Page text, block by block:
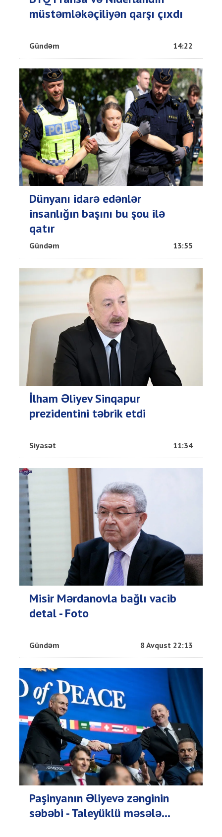
müstəmləkəçiliyən qarşı çıxdı
Gündəm 14:22
Dünyanı idarə edənlər
insanlığın başını bu şou ilə
qatır
Gündəm 13:55
İlham Əliyev Sinqapur
prezidentini təbrik etdi
Siyasət 11:34
Misir Mərdanovla bağlı vacib
detal - Foto
Gündəm 8 Avqust 22:13
Paşinyanın Əliyevə zənginin
səbəbi - Taleyüklü məsələ...